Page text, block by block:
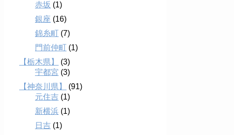
赤坂 (1)
銀座 (16)
錦糸町 (7)
門前仲町 (1)
【栃木県】
(3)
宇都宮 (3)
【神奈川県】
(91)
元住吉 (1)
新横浜 (1)
日吉 (1)